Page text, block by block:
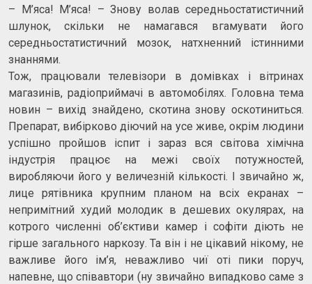
– М’яса! М’яса! – Знову волав середньостатистичний
шлунок, скільки не намагався вгамувати його
середньостатистичний мозок, натхненний істинними
знаннями.
Тож, працювали телевізори в домівках і вітринах
магазинів, радіоприймачі в автомобілях. Головна тема
новин – вихід знайдено, скотина знову оскотиниться.
Препарат, вибірково діючий на усе живе, окрім людини
успішно пройшов іспит і зараз вся світова хімічна
індустрія працює на межі своїх потужностей,
виробляючи його у величезній кількості. І звичайно ж,
лице рятівника крупним планом на всіх екранах –
непримітний худий молодик в дешевих окулярах, на
котрого численні об’єктиви камер і софіти діють не
гірше загального наркозу. Та він і не цікавий нікому, не
важливе його ім’я, неважливо чиї оті пики поруч,
напевне, що співавтори (ну звичайно випадково саме з